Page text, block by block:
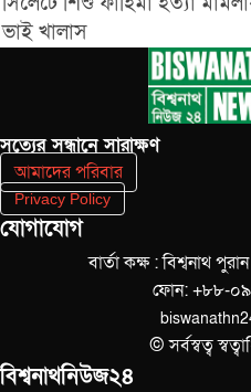
ভাই খালাস
সত‌্যের সন্ধানে সারাক্ষণ
আমাদের পরিবার
Privacy Policy
যোগাযোগ
বার্তা কক্ষ : বিশ্বনাথ
ফোন: +৮৮-
© সর্বস্বত্ব
বিশ্বনাথনিউজ২৪